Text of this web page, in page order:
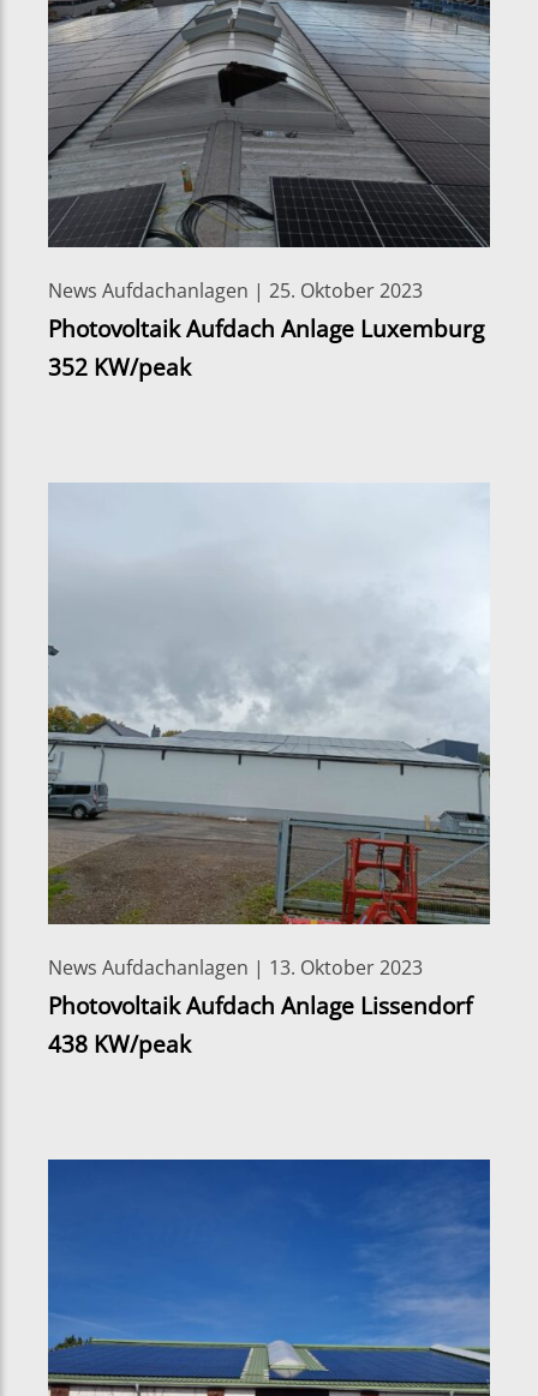
News Aufdachanlagen | 25. Oktober 2023
Photovoltaik Aufdach Anlage Luxemburg
352 KW/peak
News Aufdachanlagen | 13. Oktober 2023
Photovoltaik Aufdach Anlage Lissendorf
438 KW/peak